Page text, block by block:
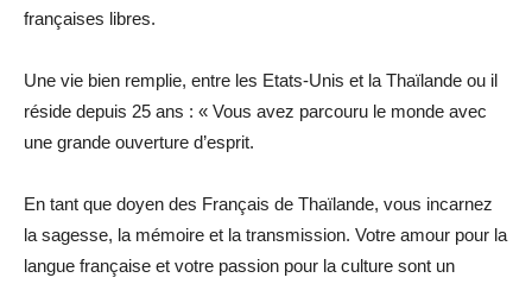
françaises libres.
Une vie bien remplie, entre les Etats-Unis et la Thaïlande ou il
réside depuis 25 ans : « Vous avez parcouru le monde avec
une grande ouverture d’esprit.
En tant que doyen des Français de Thaïlande, vous incarnez
la sagesse, la mémoire et la transmission. Votre amour pour la
langue française et votre passion pour la culture sont un